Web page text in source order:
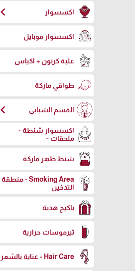
اكسسوار chevron_left
اكسسوار موبايل
علبة كرتون + اكياس
طواقي ماركة
القسم الشبابي chevron_left
اكسسوار شنطة -
ملحقات -
شنط ظهر ماركة
Smoking Area - منطقة
التدخين
باكيج هدية
ثيرموسات حرارية
Hair Care - عناية بالشعر